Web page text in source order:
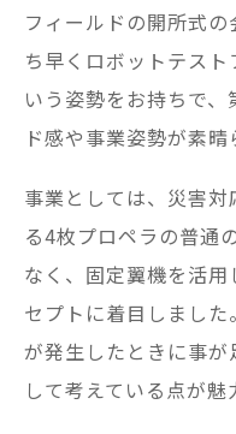
フィールドの開所式
ち早くロボットテス
いう姿勢をお持ちで
ド感や事業姿勢が素晴
事業としては、災害
る4枚プロペラの普通
なく、固定翼機を活
セプトに着目しまし
が発生したときに事
して考えている点が魅